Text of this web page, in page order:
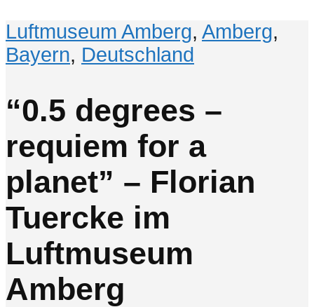
Luftmuseum Amberg, Amberg,
Bayern, Deutschland
“0.5 degrees –
requiem for a
planet” – Florian
Tuercke im
Luftmuseum
Amberg